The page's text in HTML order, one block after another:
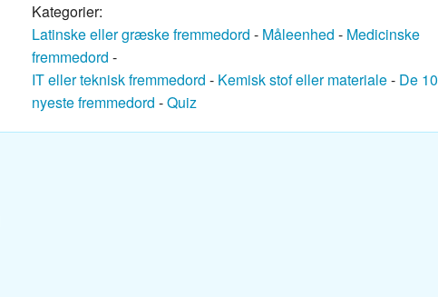
Kategorier:
Latinske eller græske fremmedord - Måleenhed - Medicinske
fremmedord -
IT eller teknisk fremmedord - Kemisk stof eller materiale- De 10
nyeste fremmedord -Quiz